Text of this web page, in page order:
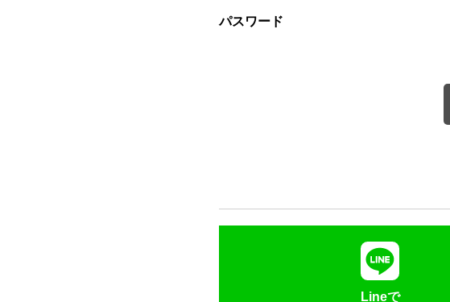
パスワード
Lineで